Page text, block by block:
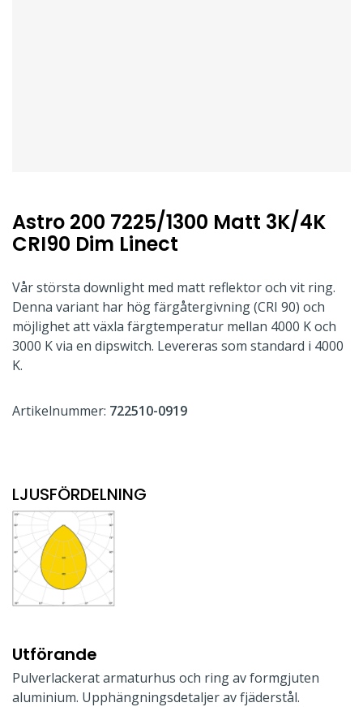
Astro 200 7225/1300 Matt 3K/4K
CRI90 Dim Linect
Vår största downlight med matt reflektor och vit ring.
Denna variant har hög färgåtergivning (CRI 90) och
möjlighet att växla färgtemperatur mellan 4000 K och
3000 K via en dipswitch. Levereras som standard i 4000
K.
Artikelnummer: 722510-0919
LJUSFÖRDELNING
Utförande
Pulverlackerat armaturhus och ring av formgjuten
aluminium. Upphängningsdetaljer av fjäderstål.